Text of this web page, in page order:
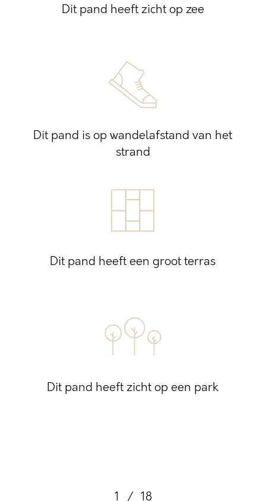
Dit pand heeft zicht op zee
Dit pand is op wandelafstand van het
strand
Dit pand heeft een groot terras
Dit pand heeft zicht op een park
1 / 18